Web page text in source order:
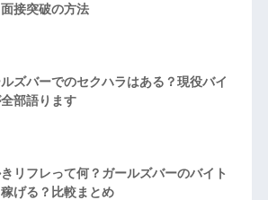
接突破の方法
ズバーでのセクハラはある？現役バイ
全部語ります
リフレって何？ガールズバーのバイト
げる？比較まとめ